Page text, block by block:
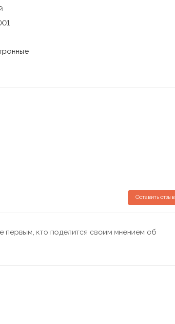
Оставить отзыв
первым, кто поделится своим мнением об